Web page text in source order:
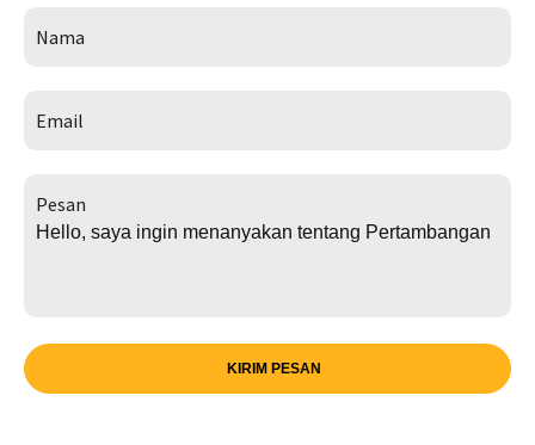
Nama
Email
Pesan
KIRIM PESAN